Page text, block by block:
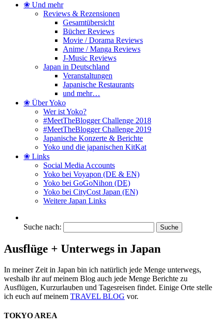
❀ Und mehr
Reviews & Rezensionen
Gesamtübersicht
Bücher Reviews
Movie / Dorama Reviews
Anime / Manga Reviews
J-Music Reviews
Japan in Deutschland
Veranstaltungen
Japanische Restaurants
und mehr…
❀ Über Yoko
Wer ist Yoko?
#MeetTheBlogger Challenge 2018
#MeetTheBlogger Challenge 2019
Japanische Konzerte & Berichte
Yoko und die japanischen KitKat
❀ Links
Social Media Accounts
Yoko bei Voyapon (DE & EN)
Yoko bei GoGoNihon (DE)
Yoko bei CityCost Japan (EN)
Weitere Japan Links
Suche nach:
Ausflüge + Unterwegs in Japan
In meiner Zeit in Japan bin ich natürlich jede Menge unterwegs,
weshalb ihr auf meinem Blog auch jede Menge Berichte zu
Ausflügen, Kurzurlauben und Tagesreisen findet. Einige Orte stelle
ich euch auf meinem TRAVEL BLOG vor.
TOKYO AREA